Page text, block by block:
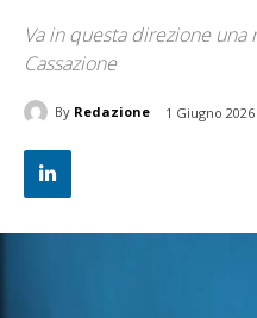
Va in questa direzione
Cassazione
By Redazione 1 Giugno 2026